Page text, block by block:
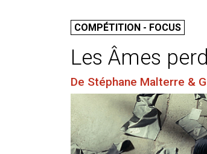
COMPÉTITION - FOCUS
Les Âmes
De Stéphane Malterre &